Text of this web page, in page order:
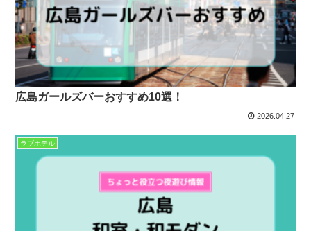
広島ガールズバーおすすめ10選！
2026.04.27
ラブホテル